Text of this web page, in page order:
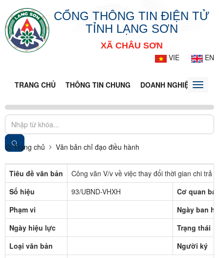
CỔNG THÔNG TIN ĐIỆN TỬ
TỈNH LẠNG SƠN
XÃ CHÂU SƠN
VIE
EN
TRANG CHỦ THÔNG TIN CHUNG DOANH NGHIỆP TIN
Toggle
Trang chủ Văn bản chỉ đạo điều hành
Tiêu đề văn bản
Công văn V/v về việc thay đổi thời gian chi trả
Số hiệu
93/UBND-VHXH
Cơ quan
Phạm vi
Ngày ban
Ngày hiệu lực
Trạng thái
Loại văn bản
Người ký